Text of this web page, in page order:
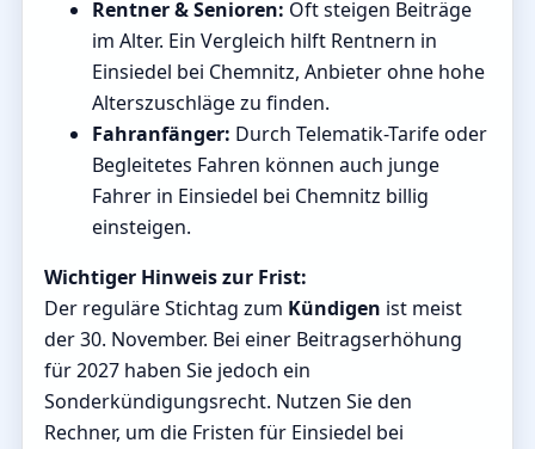
Rentner & Senioren: Oft steigen Beiträge
im Alter. Ein Vergleich hilft Rentnern in
Einsiedel bei Chemnitz, Anbieter ohne hohe
Alterszuschläge zu finden.
Fahranfänger: Durch Telematik-Tarife oder
Begleitetes Fahren können auch junge
Fahrer in Einsiedel bei Chemnitz billig
einsteigen.
Wichtiger Hinweis zur Frist:
Der reguläre Stichtag zum Kündigen ist meist
der 30. November. Bei einer Beitragserhöhung
für 2027 haben Sie jedoch ein
Sonderkündigungsrecht. Nutzen Sie den
Rechner, um die Fristen für Einsiedel bei